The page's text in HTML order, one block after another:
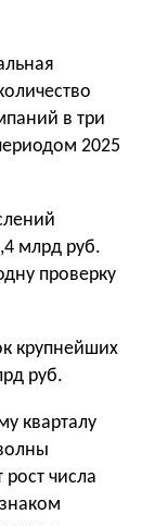
в три
2025
млрд руб.
проверку
крупнейших
руб.
кварталу
числа